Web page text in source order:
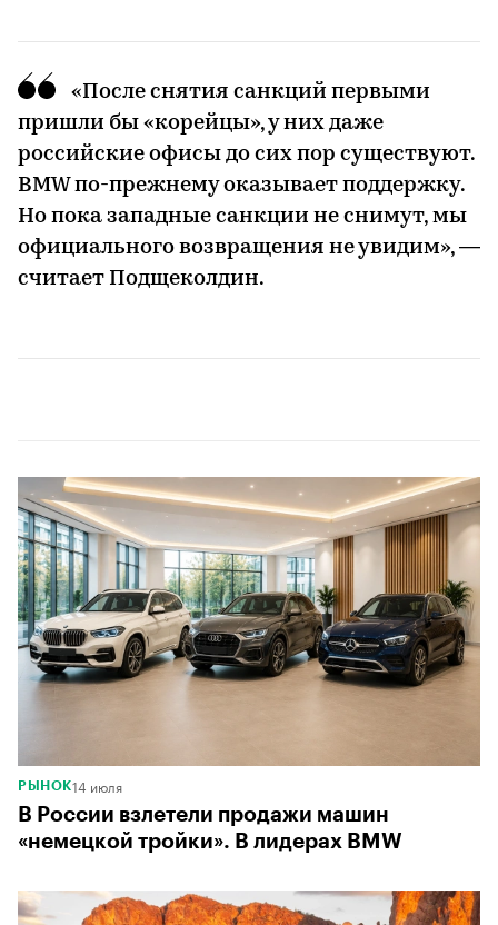
«После снятия санкций первыми
пришли бы «корейцы», у них даже
российские офисы до сих пор существуют.
BMW по-прежнему оказывает поддержку.
Но пока западные санкции не снимут, мы
официального возвращения не увидим», —
считает Подщеколдин.
00:00 / 00:00
РЫНОК14 июля
В России взлетели продажи машин
«немецкой тройки». В лидерах BMW